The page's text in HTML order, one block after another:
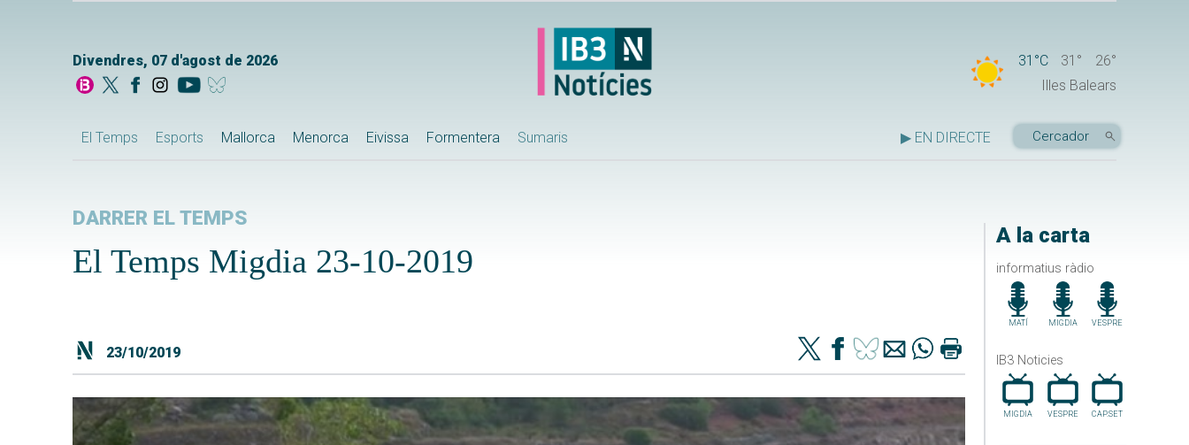
Divendres, 07 d'agost de 2026 31°C 31°
26°
Illes Balears
El Temps Esports Mallorca Menorca Eivissa Formentera Sumaris ▶ EN DIRECTE
A la carta
informatius ràdio
MATÍ MIGDIA VESPRE
IB3 Noticies
MIGDIA VESPRE CAP.SET
DARRER EL TEMPS
El Temps Migdia 23-10-2019
23/10/2019